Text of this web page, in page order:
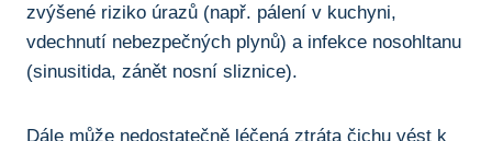
zvýšené riziko úrazů (např. pálení v kuchyni,
vdechnutí nebezpečných plynů) a infekce nosohltanu
(sinusitida, ‌zánět nosní sliznice).
Dále⁢ může ⁢nedostatečně léčená ztráta čichu ⁤vést k